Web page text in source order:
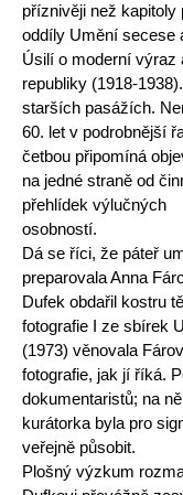
příznivěji než
oddíly Umění secese
Úsilí o moderní výraz
republiky (1918-
starších pasážích.
60. let v podrobnější
četbou připomíná
na jedné straně od
přehlídek výlučných
osobností.
Dá se říci, že páteř
preparovala Anna
Dufek obdařil kostru
fotografie I ze sbírek
(1973) věnovala
fotografie, jak jí říká.
dokumentaristů; na
kurátorka byla pro
veřejně působit.
Plošný výzkum